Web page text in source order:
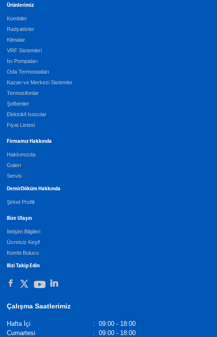
Ürünlerimiz
Kombiler
Radyatörler
Klimalar
VRF Sistemleri
Isı Pompaları
Oda Termostatları
Kazan ve Merkezi Sistemler
Termosifonlar
Şofbenler
Elektrikli Isıtıcılar
Fiyat Listesi
Firmamız Hakkında
Hakkımızda
Galeri
Servis
DemirDöküm Hakkında
Şirket Profili
Bize Ulaşın
İletişim Bilgileri
Ücretsiz Keşif
Kombi Bulucu
Bizi Takip Edin
Çalışma Saatlerimiz
Hafta İçi : 09:00 - 18:00
Cumartesi
: 09:00 - 18:00